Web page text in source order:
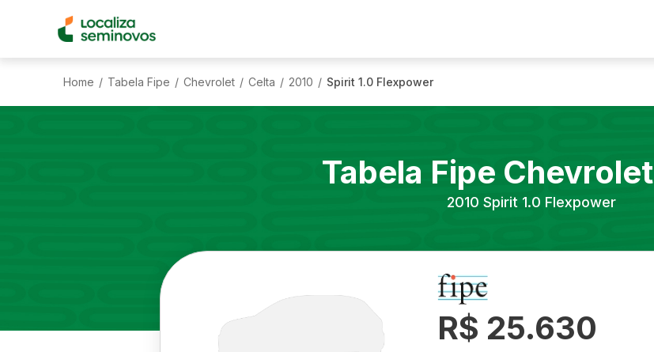
Home / Tabela Fipe / Chevrolet / Celta / 2010 / Spirit 1.0 Flexpower
Tabela Fipe Chevrolet
2010 Spirit 1.0 Flexpower
R$ 25.630